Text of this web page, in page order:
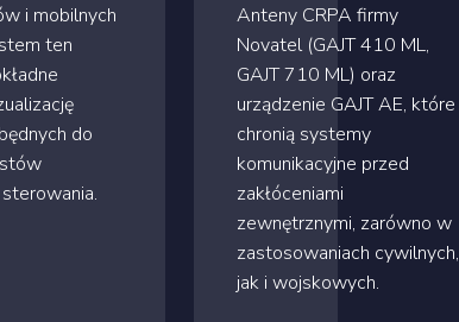
i mobilnych
ten
do
Anteny CRPA firmy
Novatel (GAJT 410 ML,
GAJT 710 ML) oraz
urządzenie GAJT AE, które
chronią systemy
komunikacyjne przed
zakłóceniami
zewnętrznymi, zarówno w
zastosowaniach cywilnych,
jak i wojskowych.